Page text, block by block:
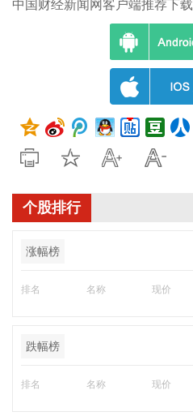
中国财经新闻网客户端推荐下载
个股排行
涨幅榜
排名 名称 现价
跌幅榜
排名 名称 现价